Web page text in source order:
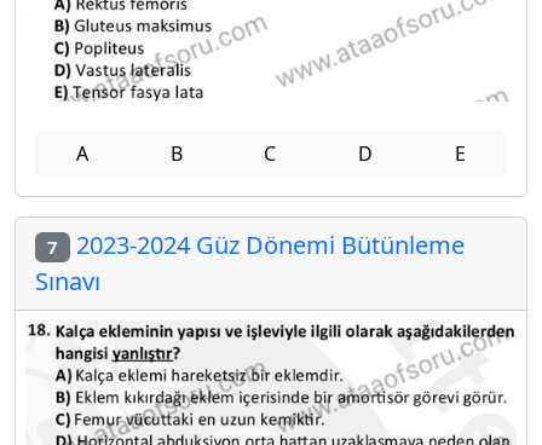
A B C D E
7 2023-2024 Güz Dönemi Bütünleme
Sınavı